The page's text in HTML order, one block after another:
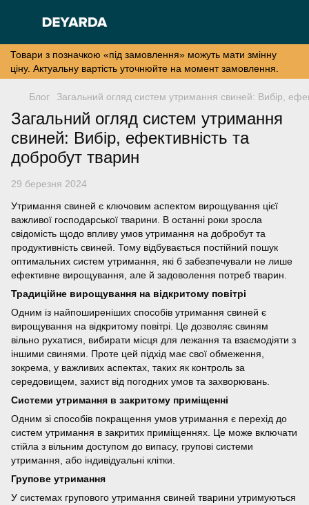
Товари з позначкою «під замовлення» можуть мати змінну
ціну. Актуальну вартість уточнюйте на момент замовлення.
Блог Загальний огляд систем утримання свиней: Вибір,
Загальний огляд систем утримання
свиней: Вибір, ефективність та
добробут тварин
29 березня 2024
Утримання свиней є ключовим аспектом вирощування цієї
важливої господарської тварини. В останні роки зросла
свідомість щодо впливу умов утримання на добробут та
продуктивність свиней. Тому відбувається постійний пошук
оптимальних систем утримання, які б забезпечували не лише
ефективне вирощування, але й задоволення потреб тварин.
Традиційне вирощування на відкритому повітрі
Одним із найпоширеніших способів утримання свиней є
вирощування на відкритому повітрі. Це дозволяє свиням
вільно рухатися, вибирати місця для лежання та взаємодіяти з
іншими свинями. Проте цей підхід має свої обмеження,
зокрема, у важливих аспектах, таких як контроль за
середовищем, захист від погодних умов та захворювань.
Системи утримання в закритому приміщенні
Одним зі способів покращення умов утримання є перехід до
систем утримання в закритих приміщеннях. Це може включати
стійла з вільним доступом до випасу, групові системи
утримання, або індивідуальні клітки.
Групове утримання
У системах групового утримання свиней тварини утримуються